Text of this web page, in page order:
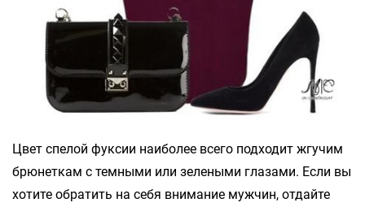
Цвет спелой фуксии наиболее всего подходит жгучим
брюнеткам с темными или зелеными глазами. Если вы
хотите обратить на себя внимание мужчин, отдайте